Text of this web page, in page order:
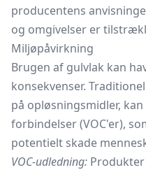
producentens
og omgivelser er
Miljøpåvirkning
Brugen af gulvlak kan
konsekvenser.
på opløsningsmidler,
forbindelser (VOC'er),
potentielt skade
VOC-udledning: